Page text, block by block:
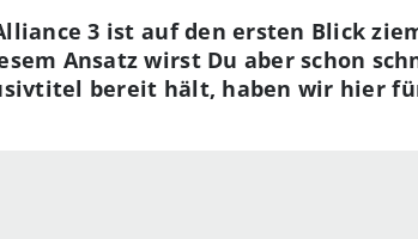
3 ist auf den ersten Blick
Ansatz wirst Du aber schon
bereit hält, haben wir hier